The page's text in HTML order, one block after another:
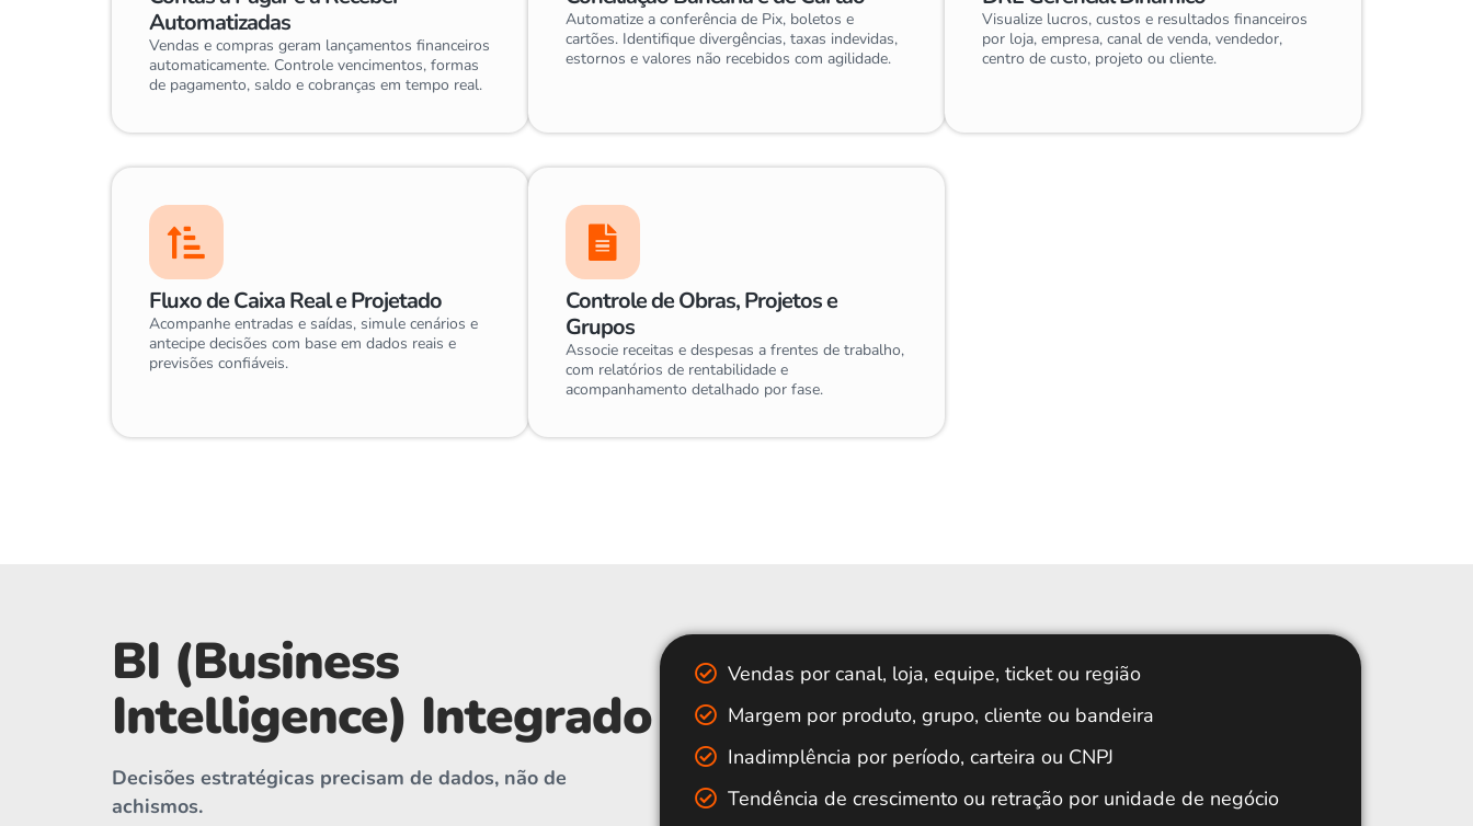
Automatizadas
Vendas e compras geram lançamentos financeiros
automaticamente. Controle vencimentos, formas
de pagamento, saldo e cobranças em tempo real.
Automatize a conferência de Pix, boletos e
cartões. Identifique divergências, taxas indevidas,
estornos e valores não recebidos com agilidade.
Visualize lucros, custos e resultados financeiros
por loja, empresa, canal de venda, vendedor,
centro de custo, projeto ou cliente.
Fluxo de Caixa Real e Projetado
Acompanhe entradas e saídas, simule cenários e
antecipe decisões com base em dados reais e
previsões confiáveis.
Controle de Obras, Projetos e
Grupos
Associe receitas e despesas a frentes de trabalho,
com relatórios de rentabilidade e
acompanhamento detalhado por fase.
BI (Business
Intelligence) Integrado
Decisões estratégicas precisam de dados, não de
achismos.
Vendas por canal, loja, equipe, ticket ou região
Margem por produto, grupo, cliente ou bandeira
Inadimplência por período, carteira ou CNPJ
Tendência de crescimento ou retração por unidade de negócio